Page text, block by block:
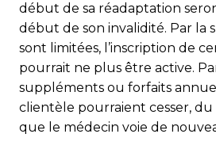
début de sa réadaptation
début de son invalidité. Par la
sont limitées, l’inscription de
pourrait ne plus être active.
suppléments ou forfaits
clientèle pourraient cesser, du
que le médecin voie de